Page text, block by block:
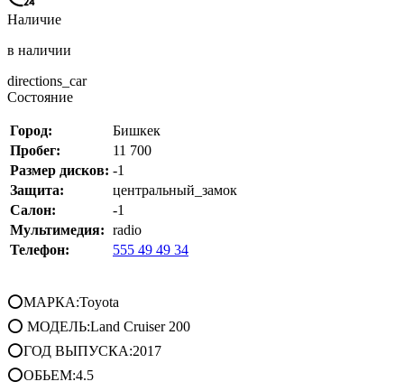
Наличие
в наличии
directions_car
Состояние
Город:
Бишкек
Пробег:
11 700
Размер дисков: -1
Защита:
центральный_замок
Салон:
-1
Мультимедия: radio
Телефон:
555 49 49 34
⭕МАРКА:Toyota
⭕ МОДЕЛЬ:Land Cruiser 200
⭕ГОД ВЫПУСКА:2017
⭕ОБЬЕМ:4.5